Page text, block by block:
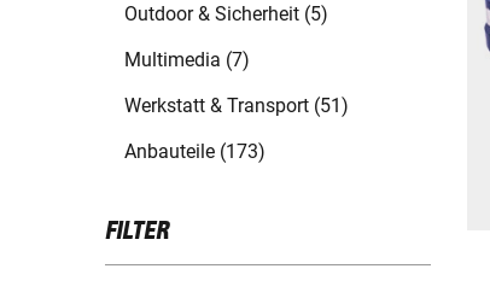
Outdoor & Sicherheit (5)
Multimedia (7)
Werkstatt & Transport (51)
Anbauteile (173)
FILTER